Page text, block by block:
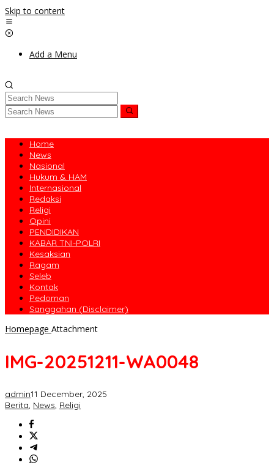
Skip to content
Add a Menu
Home
News
Nasional
Hukum & HAM
Internasional
Redaksi
Religi
Opini
PENDIDIKAN
KABAR TNI-POLRI
Kesaksian
Ragam
Seleb
Kontak
Pedoman
Sanggahan (Disclaimer)
Homepage Attachment
IMG-20251211-WA0048
admin11 December, 2025
Berita, News, Religi